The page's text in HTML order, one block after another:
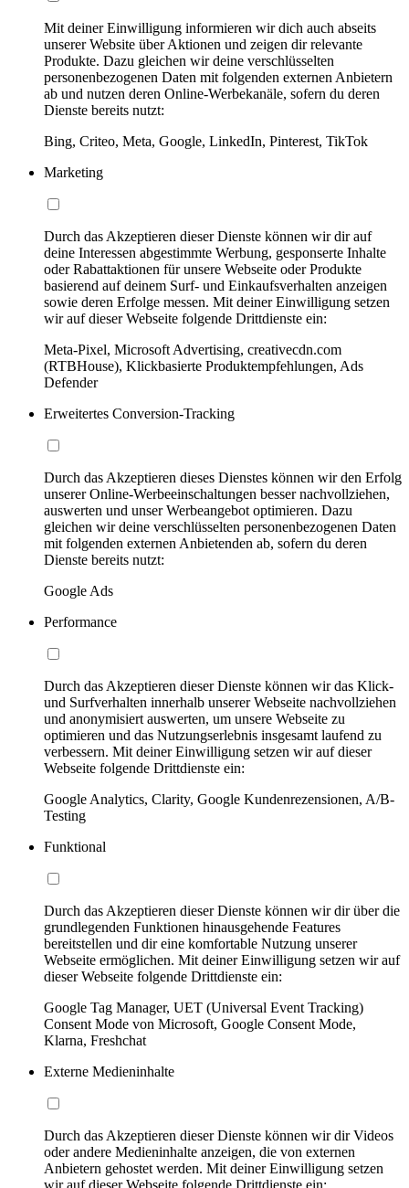
Mit deiner Einwilligung informieren wir dich auch abseits
unserer Website über Aktionen und zeigen dir relevante
Produkte. Dazu gleichen wir deine verschlüsselten
personenbezogenen Daten mit folgenden externen Anbietern
ab und nutzen deren Online-Werbekanäle, sofern du deren
Dienste bereits nutzt:
Bing, Criteo, Meta, Google, LinkedIn, Pinterest, TikTok
Marketing
Durch das Akzeptieren dieser Dienste können wir dir auf
deine Interessen abgestimmte Werbung, gesponserte Inhalte
oder Rabattaktionen für unsere Webseite oder Produkte
basierend auf deinem Surf- und Einkaufsverhalten anzeigen
sowie deren Erfolge messen. Mit deiner Einwilligung setzen
wir auf dieser Webseite folgende Drittdienste ein:
Meta-Pixel, Microsoft Advertising, creativecdn.com
(RTBHouse), Klickbasierte Produktempfehlungen, Ads
Defender
Erweitertes Conversion-Tracking
Durch das Akzeptieren dieses Dienstes können wir den Erfolg
unserer Online-Werbeeinschaltungen besser nachvollziehen,
auswerten und unser Werbeangebot optimieren. Dazu
gleichen wir deine verschlüsselten personenbezogenen Daten
mit folgenden externen Anbietenden ab, sofern du deren
Dienste bereits nutzt:
Google Ads
Performance
Durch das Akzeptieren dieser Dienste können wir das Klick-
und Surfverhalten innerhalb unserer Webseite nachvollziehen
und anonymisiert auswerten, um unsere Webseite zu
optimieren und das Nutzungserlebnis insgesamt laufend zu
verbessern. Mit deiner Einwilligung setzen wir auf dieser
Webseite folgende Drittdienste ein:
Google Analytics, Clarity, Google Kundenrezensionen, A/B-
Testing
Funktional
Durch das Akzeptieren dieser Dienste können wir dir über die
grundlegenden Funktionen hinausgehende Features
bereitstellen und dir eine komfortable Nutzung unserer
Webseite ermöglichen. Mit deiner Einwilligung setzen wir auf
dieser Webseite folgende Drittdienste ein:
Google Tag Manager, UET (Universal Event Tracking)
Consent Mode von Microsoft, Google Consent Mode,
Klarna, Freshchat
Externe Medieninhalte
Durch das Akzeptieren dieser Dienste können wir dir Videos
oder andere Medieninhalte anzeigen, die von externen
Anbietern gehostet werden. Mit deiner Einwilligung setzen
wir auf dieser Webseite folgende Drittdienste ein: